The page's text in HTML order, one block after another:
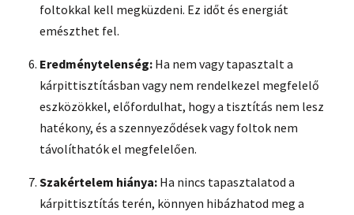
foltokkal kell megküzdeni. Ez időt és energiát
emészthet fel.
Eredménytelenség: Ha nem vagy tapasztalt a
kárpittisztításban vagy nem rendelkezel megfelelő
eszközökkel, előfordulhat, hogy a tisztítás nem lesz
hatékony, és a szennyeződések vagy foltok nem
távolíthatók el megfelelően.
Szakértelem hiánya: Ha nincs tapasztalatod a
kárpittisztítás terén, könnyen hibázhatod meg a